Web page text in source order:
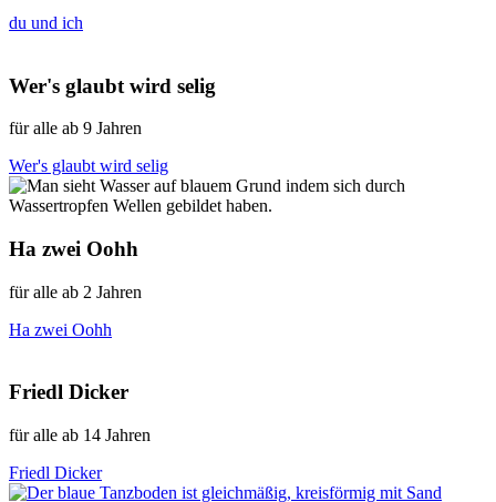
du und ich
Wer's glaubt wird selig
für alle ab 9 Jahren
Wer's glaubt wird selig
Ha zwei Oohh
für alle ab 2 Jahren
Ha zwei Oohh
Friedl Dicker
für alle ab 14 Jahren
Friedl Dicker